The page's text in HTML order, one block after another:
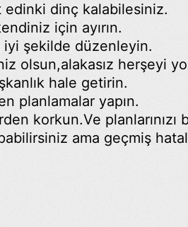
edinki dinç kalabilesiniz.
için ayırın.
iyi şekilde düzenleyin.
olsun,alakasız herşeyi
hale getirin.
planlamalar yapın.
korkun.Ve planlarınızı
ama geçmiş